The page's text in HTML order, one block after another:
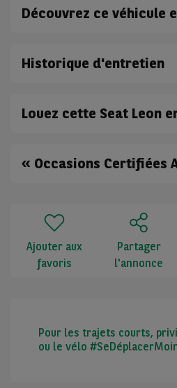
Découvrez ce véhicule
Historique d'entretien
Louez cette Seat Leon
« Occasions Certifiées
Ajouter aux
favoris
Partager
l'annonce
Pour les trajets courts,
ou le vélo